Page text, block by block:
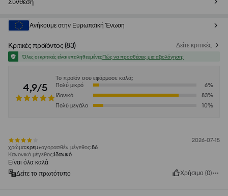
Σύνθεση
Ανήκουμε στην Ευρωπαϊκή Ένωση
Κριτικές προϊόντος(83) Δείτε κριτικές
Όλες οι κριτικές είναι επαληθευμένεςΠώς να προσθέσεις μια αξιολόγηση;
4,9/5
Το προϊόν σου εφάρμοσε καλά;
Πολύ μικρό
6%
Ιδανικό
83%
Πολύ μεγάλο
10%
2026-07-15
χρώμα:κρεμ αγορασθέν μέγεθος:86
Κανονικό μέγεθος:Ιδανικό
Είναι όλα καλά
Δείτε το πρωτότυπο
Χρήσιμο (0)